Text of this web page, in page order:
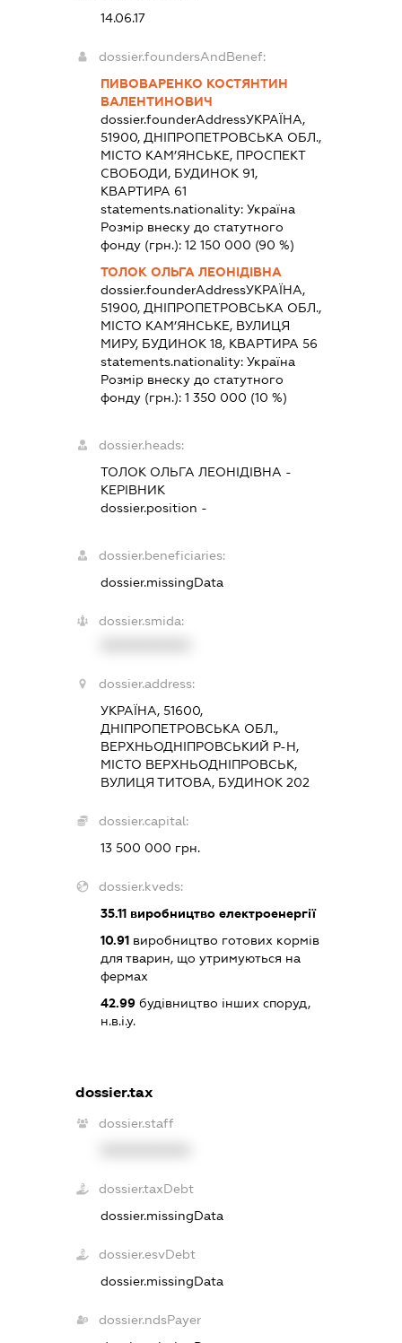
14.06.17
dossier.foundersAndBenef:
ПИВОВАРЕНКО КОСТЯНТИН
ВАЛЕНТИНОВИЧ
dossier.founderAddressУКРАЇНА,
51900, ДНІПРОПЕТРОВСЬКА ОБЛ.,
МІСТО КАМ’ЯНСЬКЕ, ПРОСПЕКТ
СВОБОДИ, БУДИНОК 91,
КВАРТИРА 61
statements.nationality:Україна
Розмір внеску до статутного
фонду (грн.):12 150 000 (90 %)
ТОЛОК ОЛЬГА ЛЕОНІДІВНА
dossier.founderAddressУКРАЇНА,
51900, ДНІПРОПЕТРОВСЬКА ОБЛ.,
МІСТО КАМ’ЯНСЬКЕ, ВУЛИЦЯ
МИРУ, БУДИНОК 18, КВАРТИРА 56
statements.nationality:Україна
Розмір внеску до статутного
фонду (грн.):1 350 000 (10 %)
dossier.heads:
ТОЛОК ОЛЬГА ЛЕОНІДІВНА -
КЕРІВНИК
dossier.position -
dossier.beneficiaries:
dossier.missingData
dossier.smida:
dossier.address:
УКРАЇНА, 51600,
ДНІПРОПЕТРОВСЬКА ОБЛ.,
ВЕРХНЬОДНІПРОВСЬКИЙ Р-Н,
МІСТО ВЕРХНЬОДНІПРОВСЬК,
ВУЛИЦЯ ТИТОВА, БУДИНОК 202
dossier.capital:
13 500 000 грн.
dossier.kveds:
35.11 виробництво електроенергії
10.91 виробництво готових кормів
для тварин, що утримуються на
фермах
42.99 будівництво інших споруд,
н.в.і.у.
dossier.tax
dossier.staff
dossier.taxDebt
dossier.missingData
dossier.esvDebt
dossier.missingData
dossier.ndsPayer